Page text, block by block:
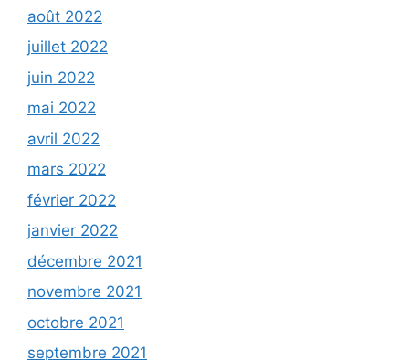
août 2022
juillet 2022
juin 2022
mai 2022
avril 2022
mars 2022
février 2022
janvier 2022
décembre 2021
novembre 2021
octobre 2021
septembre 2021